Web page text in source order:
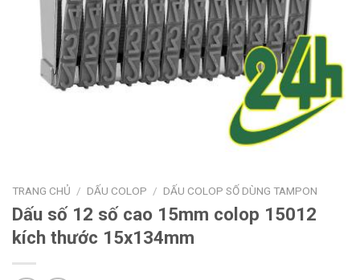
TRANG CHỦ / DẤU COLOP / DẤU COLOP SỐ DÙNG TAMPON
Dấu số 12 số cao 15mm colop 15012
kích thước 15x134mm